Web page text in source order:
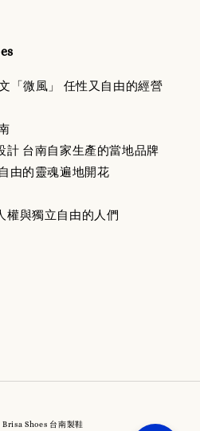
「微風」 任性又自由的經營
計 台南自家生產的當地品牌
由的靈魂遍地開花
權與獨立自由的人們
Shoes 台南製鞋